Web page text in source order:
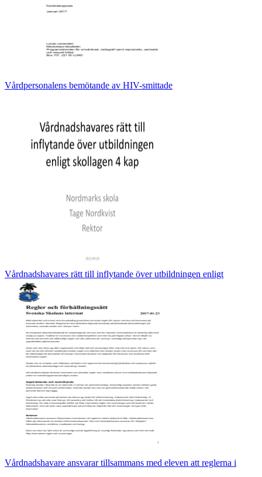
Vårdpersonalens bemötande av HIV-smittade
Vårdnadshavares rätt till inflytande över utbildningen enligt
Vårdnadshavare ansvarar tillsammans med eleven att reglerna i